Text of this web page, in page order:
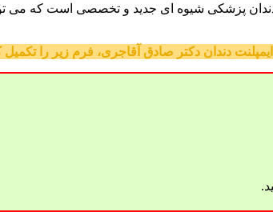
پزشکی شیوه ای جدید و تخصصی است که می
دندان دکتر صادق آقاجری، فرم زیر را تکمیل